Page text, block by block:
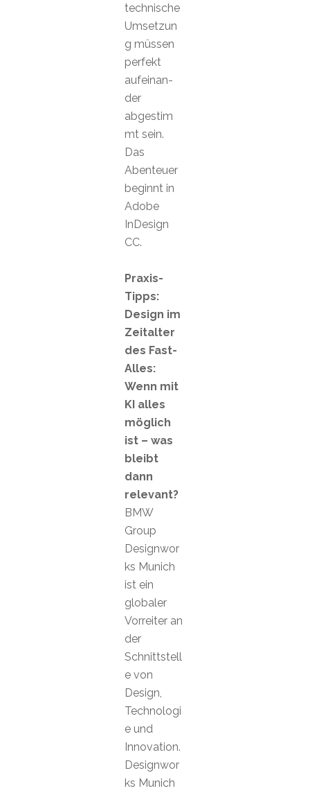
technische
Umsetzun
g müssen
perfekt
aufeinan-
der
abgestim
mt sein.
Das
Abenteuer
beginnt in
Adobe
InDesign
CC.
Praxis-
Tipps:
Design im
Zeitalter
des Fast-
Alles:
Wenn mit
KI alles
möglich
ist – was
bleibt
dann
relevant?
BMW
Group
Designwor
ks Munich
ist ein
globaler
Vorreiter an
der
Schnittstell
e von
Design,
Technologi
e und
Innovation.
Designwor
ks Munich